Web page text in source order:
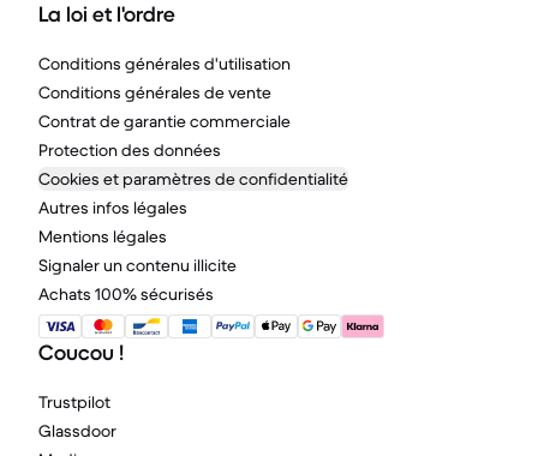
La loi et l'ordre
Conditions générales d'utilisation
Conditions générales de vente
Contrat de garantie commerciale
Protection des données
Cookies et paramètres de confidentialité
Autres infos légales
Mentions légales
Signaler un contenu illicite
Achats 100% sécurisés
Coucou !
Trustpilot
Glassdoor